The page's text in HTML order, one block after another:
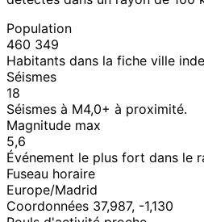
Population
460 349
Habitants dans la fiche ville
Séismes
18
Séismes à M4,0+ à proximité.
Magnitude max
5,6
Événement le plus fort dans le
Fuseau horaire
Europe/Madrid
Coordonnées 37,987, -1,130